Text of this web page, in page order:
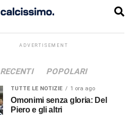
ADVERTISEMENT
RECENTI POPOLARI
TUTTE LE NOTIZIE 1 ora ago
Omonimi senza gloria: Del
Piero e gli altri